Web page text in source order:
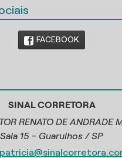
FACEBOOK
SINAL CORRETORA
RENATO DE ANDRADE
Sala 15 - Guarulhos / SP